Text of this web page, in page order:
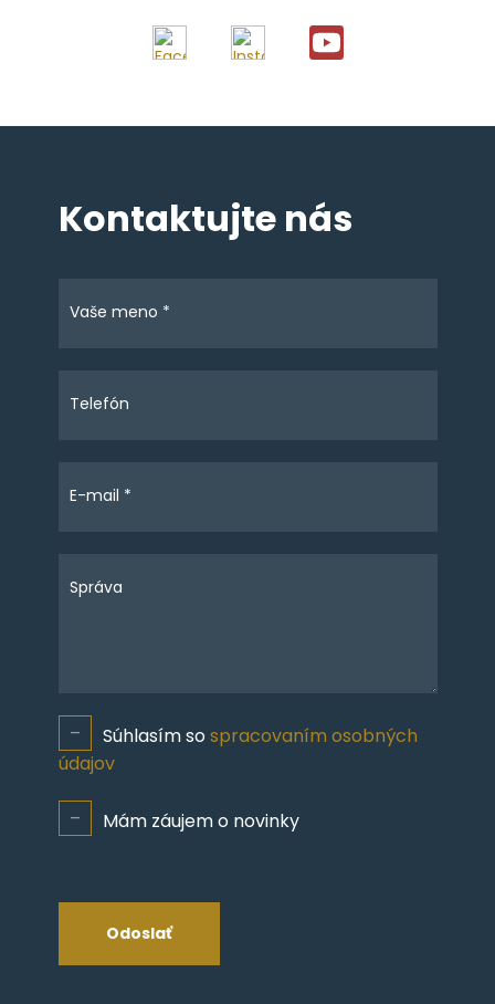
Kontaktujte nás
Vaše meno *
Telefón
E-mail *
Správa
Súhlasím sospracovaním osobných
údajov
Mám záujem o novinky
Odoslať